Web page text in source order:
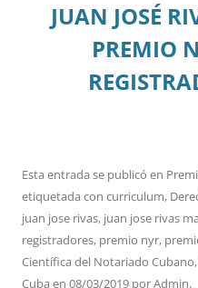
JUAN JOSÉ
PREMIO
Esta entrada se publicó en
etiquetada con curriculum,
juan jose rivas, juan jose rivas
registradores, premio nyr,
Científica del Notariado Cubano,
Cuba en 08/03/2019 porAdmin.